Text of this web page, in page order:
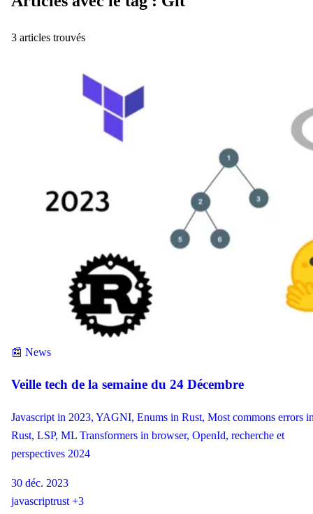
3 articles trouvés
📰 News
Veille tech de la semaine du 24 Décembre
Javascript in 2023, YAGNI, Enums in Rust, Most commons errors
Rust, LSP, ML Transformers in browser, OpenId, recherche et
perspectives 2024
30 déc. 2023
javascriptrust +3